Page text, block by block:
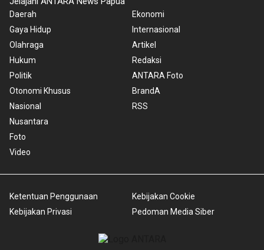
Daerah
Gaya Hidup
Olahraga
Hukum
Politik
Otonomi Khusus
Nasional
Nusantara
Foto
Video
Ekonomi
Internasional
Artikel
Redaksi
ANTARA Foto
BrandA
RSS
Ketentuan Penggunaan
Kebijakan Privasi
Kebijakan Cookie
Pedoman Media Siber